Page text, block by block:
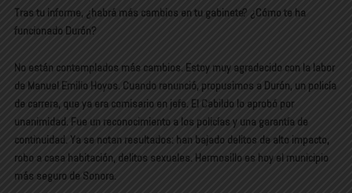
Tras tu informe, ¿habrá más cambios en tu gabinete? ¿Cómo te ha
funcionado Durón?
No están contemplados más cambios. Estoy muy agradecido con la labor
de Manuel Emilio Hoyos. Cuando renunció, propusimos a Durón, un policía
de carrera, que ya era comisario en jefe. El Cabildo lo aprobó por
unanimidad. Fue un reconocimiento a los policías y una garantía de
continuidad. Ya se notan resultados: han bajado delitos de alto impacto,
robo a casa habitación, delitos sexuales. Hermosillo es hoy el municipio
más seguro de Sonora.